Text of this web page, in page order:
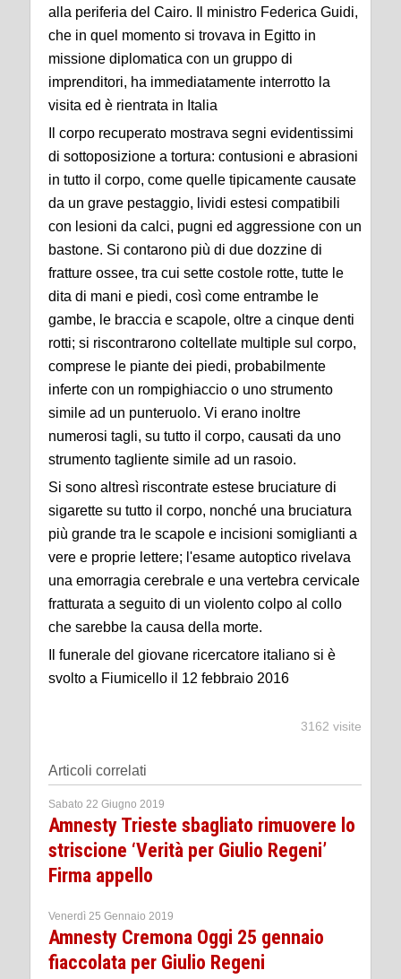
alla periferia del Cairo. Il ministro Federica Guidi,
che in quel momento si trovava in Egitto in
missione diplomatica con un gruppo di
imprenditori, ha immediatamente interrotto la
visita ed è rientrata in Italia
Il corpo recuperato mostrava segni evidentissimi
di sottoposizione a tortura: contusioni e abrasioni
in tutto il corpo, come quelle tipicamente causate
da un grave pestaggio, lividi estesi compatibili
con lesioni da calci, pugni ed aggressione con un
bastone. Si contarono più di due dozzine di
fratture ossee, tra cui sette costole rotte, tutte le
dita di mani e piedi, così come entrambe le
gambe, le braccia e scapole, oltre a cinque denti
rotti; si riscontrarono coltellate multiple sul corpo,
comprese le piante dei piedi, probabilmente
inferte con un rompighiaccio o uno strumento
simile ad un punteruolo. Vi erano inoltre
numerosi tagli, su tutto il corpo, causati da uno
strumento tagliente simile ad un rasoio.
Si sono altresì riscontrate estese bruciature di
sigarette su tutto il corpo, nonché una bruciatura
più grande tra le scapole e incisioni somiglianti a
vere e proprie lettere; l'esame autoptico rivelava
una emorragia cerebrale e una vertebra cervicale
fratturata a seguito di un violento colpo al collo
che sarebbe la causa della morte.
Il funerale del giovane ricercatore italiano si è
svolto a Fiumicello il 12 febbraio 2016
3162 visite
Articoli correlati
Sabato 22 Giugno 2019
Amnesty Trieste sbagliato rimuovere lo
striscione ‘Verità per Giulio Regeni’
Firma appello
Venerdì 25 Gennaio 2019
Amnesty Cremona Oggi 25 gennaio
fiaccolata per Giulio Regeni